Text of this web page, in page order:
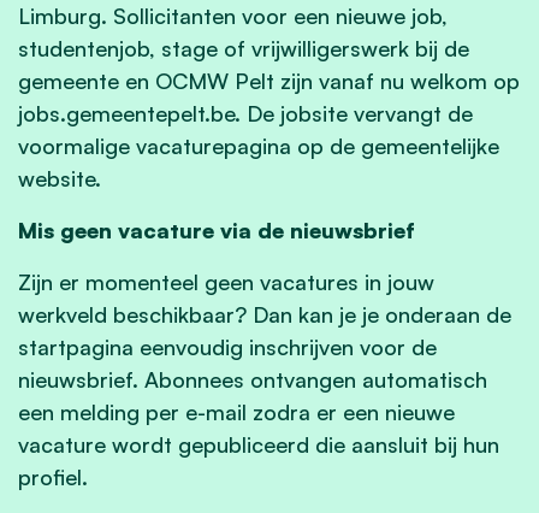
Limburg. Sollicitanten voor een nieuwe job,
studentenjob, stage of vrijwilligerswerk bij de
gemeente en OCMW Pelt zijn vanaf nu welkom op
jobs.gemeentepelt.be. De jobsite vervangt de
voormalige vacaturepagina op de gemeentelijke
website.
Mis geen vacature via de nieuwsbrief
Zijn er momenteel geen vacatures in jouw
werkveld beschikbaar? Dan kan je je onderaan de
startpagina eenvoudig inschrijven voor de
nieuwsbrief. Abonnees ontvangen automatisch
een melding per e-mail zodra er een nieuwe
vacature wordt gepubliceerd die aansluit bij hun
profiel.